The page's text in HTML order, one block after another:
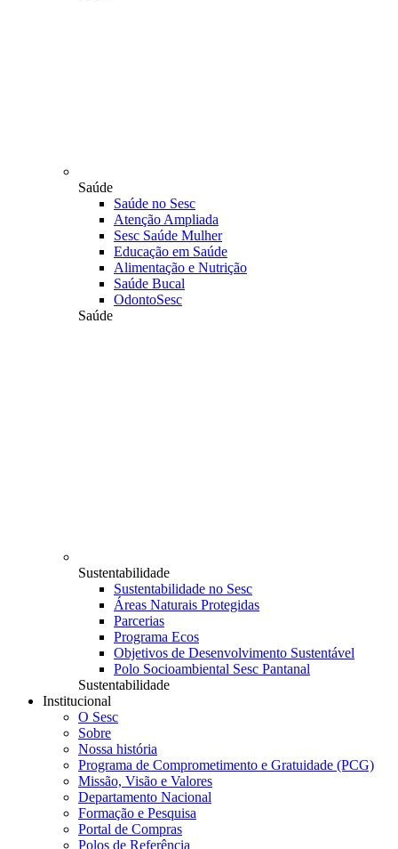
Saúde
Saúde no Sesc
Atenção Ampliada
Sesc Saúde Mulher
Educação em Saúde
Alimentação e Nutrição
Saúde Bucal
OdontoSesc
Saúde
Sustentabilidade
Sustentabilidade no Sesc
Áreas Naturais Protegidas
Parcerias
Programa Ecos
Objetivos de Desenvolvimento Sustentável
Polo Socioambiental Sesc Pantanal
Sustentabilidade
Institucional
O Sesc
Sobre
Nossa história
Programa de Comprometimento e Gratuidade (PCG)
Missão, Visão e Valores
Departamento Nacional
Formação e Pesquisa
Portal de Compras
Polos de Referência